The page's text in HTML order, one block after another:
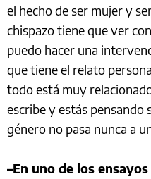
el hecho de ser mujer y
chispazo tiene que ver
puedo hacer una
que tiene el relato
todo está muy
escribe y estás pensando
género no pasa nunca a
–En uno de los